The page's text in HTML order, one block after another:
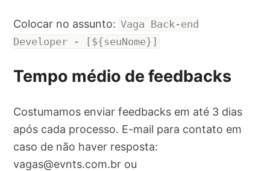
Colocar no assunto: Vaga Back-end
Developer - [${seuNome}]
Tempo médio de feedbacks
Costumamos enviar feedbacks em até 3 dias
após cada processo. E-mail para contato em
caso de não haver resposta:
vagas@evnts.com.br ou